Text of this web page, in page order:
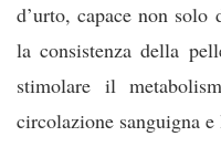
d’urto, capace non
la consistenza della
stimolare il
circolazione sanguigna